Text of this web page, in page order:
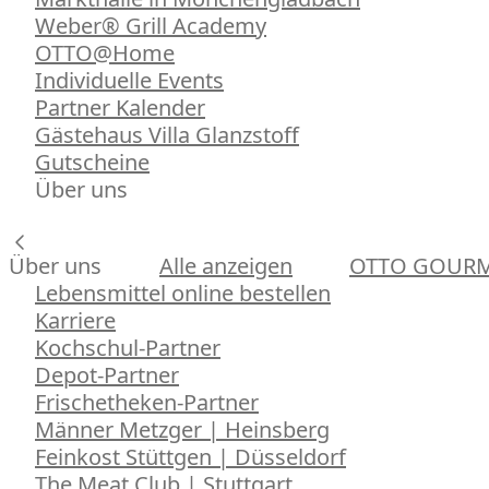
Weber® Grill Academy
OTTO@Home
Individuelle Events
Partner Kalender
Gästehaus Villa Glanzstoff
Gutscheine
Über uns
Über uns Alle anzeigen
OTTO
Lebensmittel online bestellen
Karriere
Kochschul-Partner
Depot-Partner
Frischetheken-Partner
Männer Metzger | Heinsberg
Feinkost Stüttgen | Düsseldorf